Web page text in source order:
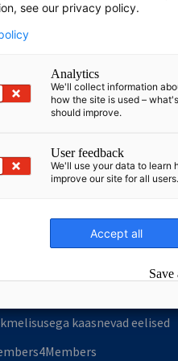
of Commerce and
Chamber of Commerce and
AHK.de
kaasnevad eelised
see our privacy policy.
Analytics
We'll collect information
how the site is used –
should improve.
User feedback
We'll use your data to learn
improve our site for all users.
Accept all
Save